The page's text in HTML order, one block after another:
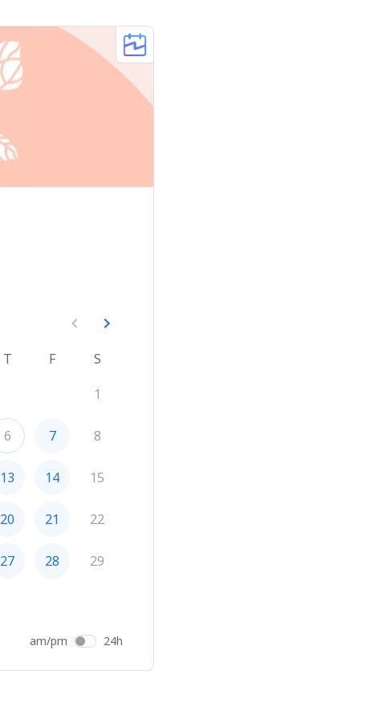
T F
S
1
6 7 8
13 14 15
20 21 22
27 28 29
am/pm 24h